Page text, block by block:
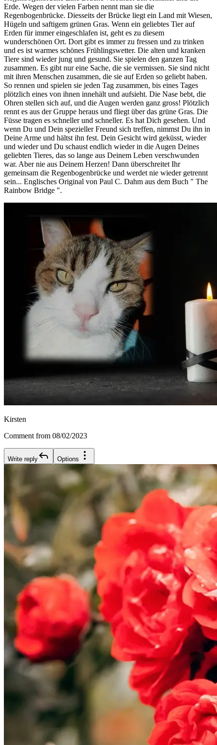
Erde. Wegen der vielen Farben nennt man sie die
Regenbogenbrücke. Diesseits der Brücke liegt ein Land mit Wiesen,
Hügeln und saftigem grünen Gras. Wenn ein geliebtes Tier auf
Erden für immer eingeschlafen ist, geht es zu diesem
wunderschönen Ort. Dort gibt es immer zu fressen und zu trinken
und es ist warmes schönes Frühlingswetter. Die alten und kranken
Tiere sind wieder jung und gesund. Sie spielen den ganzen Tag
zusammen. Es gibt nur eine Sache, die sie vermissen. Sie sind nicht
mit ihren Menschen zusammen, die sie auf Erden so geliebt haben.
So rennen und spielen sie jeden Tag zusammen, bis eines Tages
plötzlich eines von ihnen innehält und aufsieht. Die Nase bebt, die
Ohren stellen sich auf, und die Augen werden ganz gross! Plötzlich
rennt es aus der Gruppe heraus und fliegt über das grüne Gras. Die
Füsse tragen es schneller und schneller. Es hat Dich gesehen. Und
wenn Du und Dein spezieller Freund sich treffen, nimmst Du ihn in
Deine Arme und hältst ihn fest. Dein Gesicht wird geküsst, wieder
und wieder und Du schaust endlich wieder in die Augen Deines
geliebten Tieres, das so lange aus Deinem Leben verschwunden
war. Aber nie aus Deinem Herzen! Dann überschreitet Ihr
gemeinsam die Regenbogenbrücke und werdet nie wieder getrennt
sein... Englisches Original von Paul C. Dahm aus dem Buch " The
Rainbow Bridge ".
Kirsten
Comment from 08/02/2023
Write reply Options